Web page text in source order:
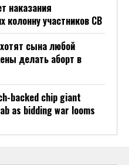
наказания
колонну участников СВ
сына любой
делать аборт в
backed chip giant
as bidding war looms